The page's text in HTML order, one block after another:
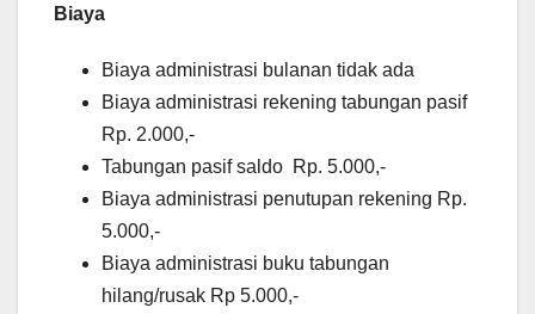
Biaya
Biaya administrasi bulanan tidak ada
Biaya administrasi rekening tabungan pasif
Rp. 2.000,-
Tabungan pasif saldo Rp. 5.000,-
Biaya administrasi penutupan rekening Rp.
5.000,-
Biaya administrasi buku tabungan
hilang/rusak Rp 5.000,-